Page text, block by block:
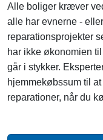
Alle boliger kræver
alle har evnerne -
reparationsprojekter
har ikke økonomien
går i stykker.
hjemmekøbssum til
reparationer, når du